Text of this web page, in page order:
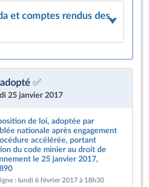
et comptes rendus des
✅
25 janvier 2017
de loi, adoptée par
nationale après engagement
accélérée, portant
du code minier au droit de
le 25 janvier 2017,
: lundi 6 février 2017 à 18h30